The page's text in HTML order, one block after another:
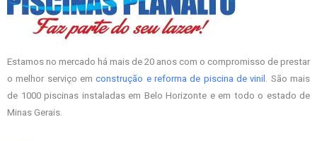
Estamos no mercado há mais de 20 anos com o compromisso de prestar
o melhor serviço emconstrução e reforma de piscina de vinil
. São mais
de 1000 piscinas instaladas em Belo Horizonte e em todo o estado de
Minas Gerais.